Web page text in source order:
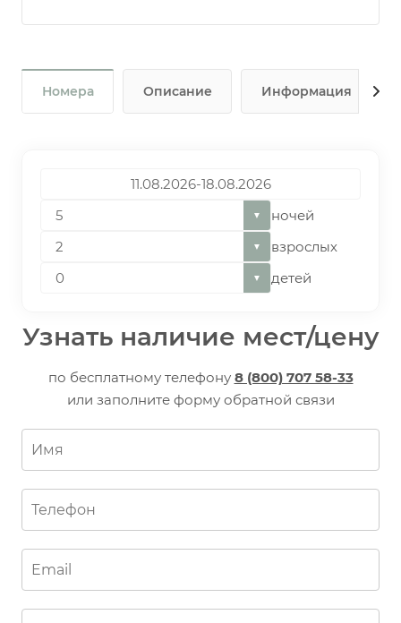
Номера Описание Информация
▼ ночей
▼ взрослых
▼ детей
Узнать наличие мест/цену
по бесплатному телефону 8 (800) 707 58-33
или заполните форму обратной связи